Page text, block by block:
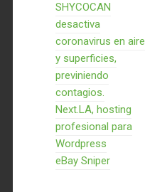
SHYCOCAN
desactiva
coronavirus en aire
y superficies,
previniendo
contagios.
Next.LA, hosting
profesional para
Wordpress
eBay Sniper